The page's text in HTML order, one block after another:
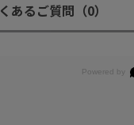
あるご質問 （0）